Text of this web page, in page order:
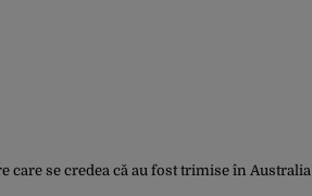
care se credea că au fost trimise în Australia